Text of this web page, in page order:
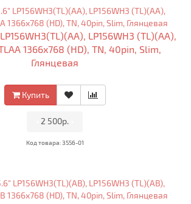
LP156WH3 (TL)(AA),
1366x768 (HD), TN, 40pin, Slim,
Глянцевая
Купить
2 500р.
Код товара: 3556-01